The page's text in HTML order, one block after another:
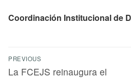
Coordinación Institucional de
PREVIOUS
La FCEJS reinaugura el